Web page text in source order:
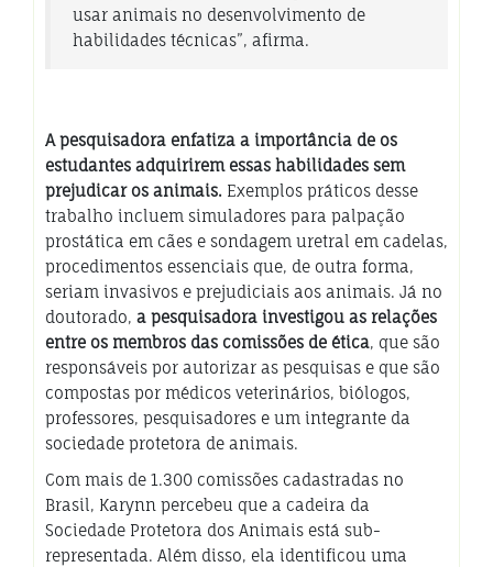
usar animais no desenvolvimento de
habilidades técnicas”, afirma.
A pesquisadora enfatiza a importância de os
estudantes adquirirem essas habilidades sem
prejudicar os animais. Exemplos práticos desse
trabalho incluem simuladores para palpação
prostática em cães e sondagem uretral em cadelas,
procedimentos essenciais que, de outra forma,
seriam invasivos e prejudiciais aos animais. Já no
doutorado, a pesquisadora investigou as relações
entre os membros das comissões de ética, que são
responsáveis por autorizar as pesquisas e que são
compostas por médicos veterinários, biólogos,
professores, pesquisadores e um integrante da
sociedade protetora de animais.
Com mais de 1.300 comissões cadastradas no
Brasil, Karynn percebeu que a cadeira da
Sociedade Protetora dos Animais está sub-
representada. Além disso, ela identificou uma